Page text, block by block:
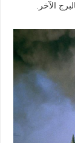
الآخر.